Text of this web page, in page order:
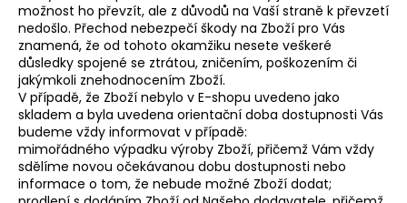
možnost ho převzít, ale z důvodů na Vaší straně k převzetí
nedošlo. Přechod nebezpečí škody na Zboží pro Vás
znamená, že od tohoto okamžiku nesete veškeré
důsledky spojené se ztrátou, zničením, poškozením či
jakýmkoli znehodnocením Zboží.
V případě, že Zboží nebylo v E-shopu uvedeno jako
skladem a byla uvedena orientační doba dostupnosti Vás
budeme vždy informovat v případě:
mimořádného výpadku výroby Zboží, přičemž Vám vždy
sdělíme novou očekávanou dobu dostupnosti nebo
informace o tom, že nebude možné Zboží dodat;